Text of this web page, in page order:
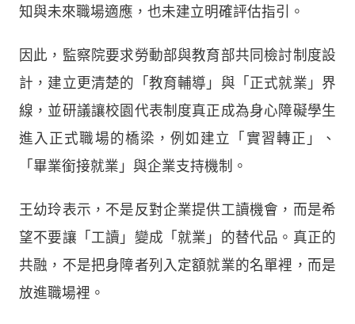
知與未來職場適應，也未建立明確評估指引。
因此，監察院要求勞動部與教育部共同檢討制度設
計，建立更清楚的「教育輔導」與「正式就業」界
線，並研議讓校園代表制度真正成為身心障礙學生
進入正式職場的橋梁，例如建立「實習轉正」、
「畢業銜接就業」與企業支持機制。
王幼玲表示，不是反對企業提供工讀機會，而是希
望不要讓「工讀」變成「就業」的替代品。真正的
共融，不是把身障者列入定額就業的名單裡，而是
放進職場裡。